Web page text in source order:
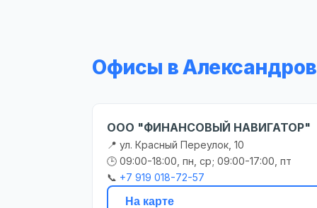
Офисы в
ООО "ФИНАНСОВЫЙ НАВИГАТОР"
📍 ул. Красный Переулок, 10
🕒 09:00-18:00, пн, ср; 09:00-17:00, пт
📞 +7 919 018-72-57
На карте